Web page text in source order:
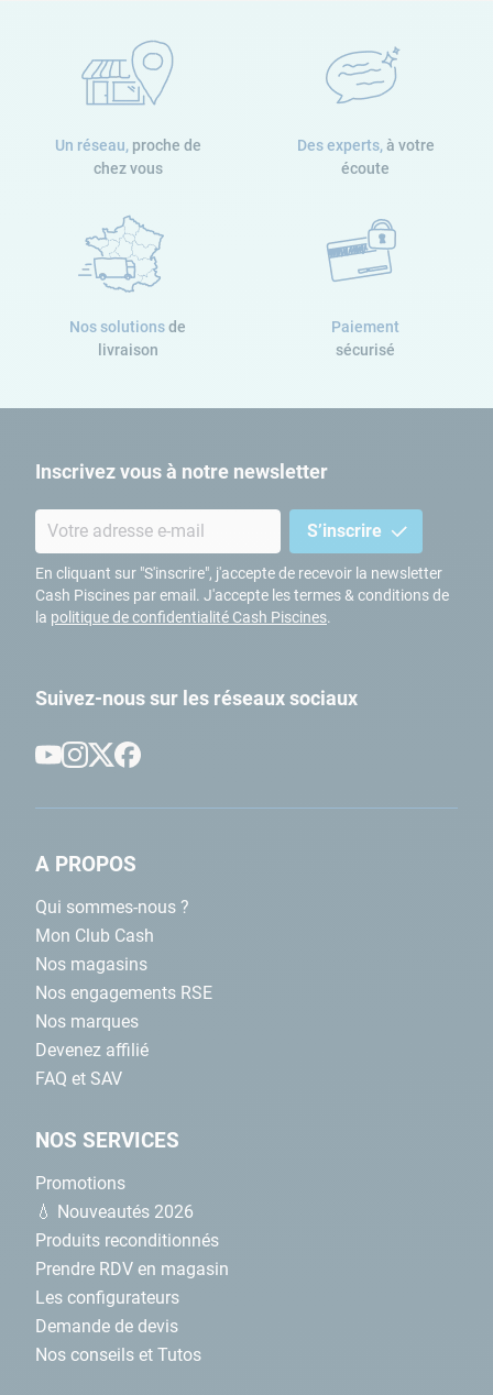
Un réseau, proche de
chez vous
Des experts, à votre
écoute
Nos solutionsde
livraison
Paiement
sécurisé
Inscrivez vous à notre newsletter
S’inscrire
En cliquant sur "S'inscrire", j'accepte de recevoir la newsletter
Cash Piscines par email. J'accepte les termes & conditions de
la politique de confidentialité Cash Piscines.
Suivez-nous sur les réseaux sociaux
A PROPOS
Qui sommes-nous ?
Mon Club Cash
Nos magasins
Nos engagements RSE
Nos marques
Devenez affilié
FAQ et SAV
NOS SERVICES
Promotions
💧 Nouveautés 2026
Produits reconditionnés
Prendre RDV en magasin
Les configurateurs
Demande de devis
Nos conseils et Tutos